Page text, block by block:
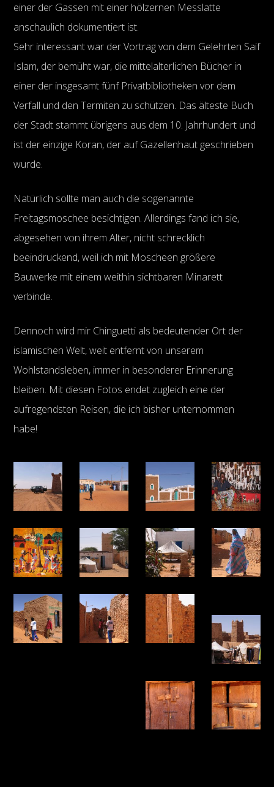
einer der Gassen mit einer hölzernen Messlatte
anschaulich dokumentiert ist.
Sehr interessant war der Vortrag von dem Gelehrten Saif
Islam, der bemüht war, die mittelalterlichen Bücher in
einer der insgesamt fünf Privatbibliotheken vor dem
Verfall und den Termiten zu schützen. Das älteste Buch
der Stadt stammt übrigens aus dem 10. Jahrhundert und
ist der einzige Koran, der auf Gazellenhaut geschrieben
wurde.
Natürlich sollte man auch die sogenannte
Freitagsmoschee besichtigen. Allerdings fand ich sie,
abgesehen von ihrem Alter, nicht schrecklich
beeindruckend, weil ich mit Moscheen größere
Bauwerke mit einem weithin sichtbaren Minarett
verbinde.
Dennoch wird mir Chinguetti als bedeutender Ort der
islamischen Welt, weit entfernt von unserem
Wohlstandsleben, immer in besonderer Erinnerung
bleiben. Mit diesen Fotos endet zugleich eine der
aufregendsten Reisen, die ich bisher unternommen
habe!